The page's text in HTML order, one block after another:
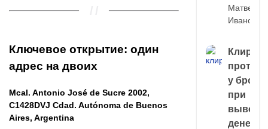
Ключевое открытие: один
адрес на двоих
Mcal. Antonio José de Sucre 2002,
C1428DVJ Cdad. Autónoma de Buenos
Aires, Argentina
Матвей
Иванов
Клиринг
у
при
выводе
денег,